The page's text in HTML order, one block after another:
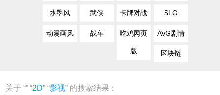
水墨风 武侠 卡牌对战 SLG
动漫画风 战车 吃鸡网页
版
AVG剧情
区块链
关于 “” “2D” “影视” 的搜索结果：